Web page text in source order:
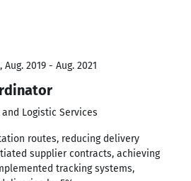
2019 - Aug. 2021
Logistic Services
routes, reducing delivery
supplier contracts, achieving
tracking systems,